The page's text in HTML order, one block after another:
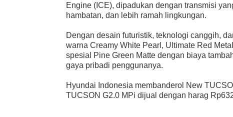
Engine (ICE), dipadukan dengan transmisi
hambatan, dan lebih ramah lingkungan.
Dengan desain futuristik, teknologi canggih,
warna Creamy White Pearl, Ultimate Red
spesial Pine Green Matte dengan biaya
gaya pribadi penggunanya.
Hyundai Indonesia membanderol New
TUCSON G2.0 MPi dijual dengan harag